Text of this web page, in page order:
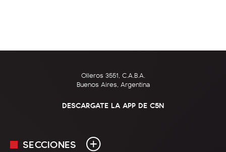
Olleros 3551, C.A.B.A.
Buenos Aires, Argentina
DESCARGATE LA APP DE C5N
SECCIONES